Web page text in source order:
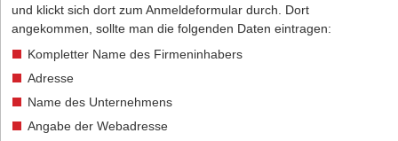
und klickt sich dort zum Anmeldeformular durch. Dort
angekommen, sollte man die folgenden Daten eintragen:
Kompletter Name des Firmeninhabers
Adresse
Name des Unternehmens
Angabe der Webadresse